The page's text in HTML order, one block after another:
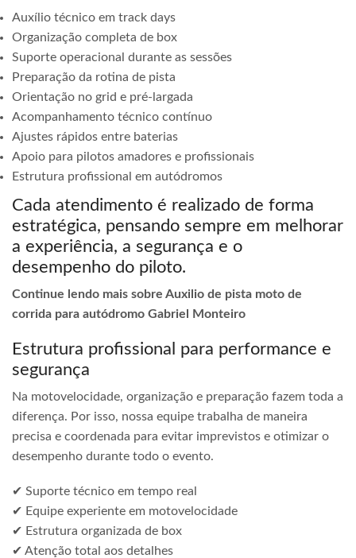
Auxílio técnico em track days
Organização completa de box
Suporte operacional durante as sessões
Preparação da rotina de pista
Orientação no grid e pré-largada
Acompanhamento técnico contínuo
Ajustes rápidos entre baterias
Apoio para pilotos amadores e profissionais
Estrutura profissional em autódromos
Cada atendimento é realizado de forma
estratégica, pensando sempre em melhorar
a experiência, a segurança e o
desempenho do piloto.
Continue lendo mais sobre Auxilio de pista moto de
corrida para autódromo Gabriel Monteiro
Estrutura profissional para performance e
segurança
Na motovelocidade, organização e preparação fazem toda a
diferença. Por isso, nossa equipe trabalha de maneira
precisa e coordenada para evitar imprevistos e otimizar o
desempenho durante todo o evento.
✔ Suporte técnico em tempo real
✔ Equipe experiente em motovelocidade
✔ Estrutura organizada de box
✔ Atenção total aos detalhes